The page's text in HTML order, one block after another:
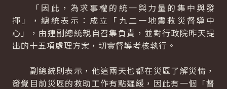
「因此，為求事權的統一與力量的集中與發
揮」，總統表示：成立「九二一地震救災督導中
心」，由連副總統親自召集負責，並對行政院昨天提
出的十五項處理方案，切實督導考核執行。
副總統則表示，他這兩天也都在災區了解災情，
發覺目前災區的救助工作有點遲緩，因此有一個「督